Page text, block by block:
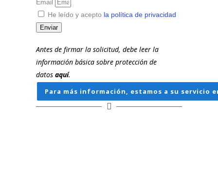
Email
He leído y acepto la política de privacidad
Enviar
Antes de firmar la solicitud, debe leer la
información básica sobre protección de
datos aquí.
Para más información, estamos a su servicio